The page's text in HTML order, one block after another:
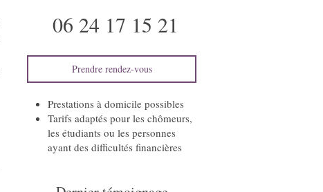
06 24 17 15 21
Prendre rendez-vous
Prestations à domicile possibles
Tarifs adaptés pour les chômeurs,
les étudiants ou les personnes
ayant des difficultés financières